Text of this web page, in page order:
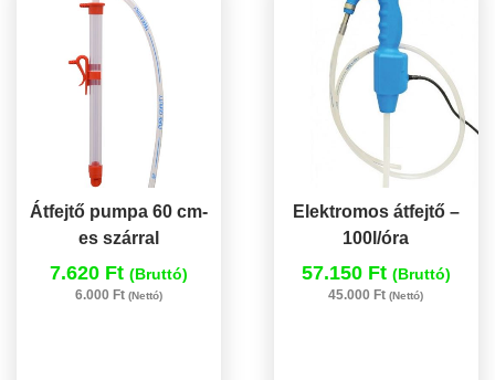
Átfejtő pumpa 60 cm-
es szárral
7.620 Ft(Bruttó)
6.000 Ft(Nettó)
Elektromos átfejtő –
100l/óra
57.150 Ft (Bruttó)
45.000 Ft(Nettó)